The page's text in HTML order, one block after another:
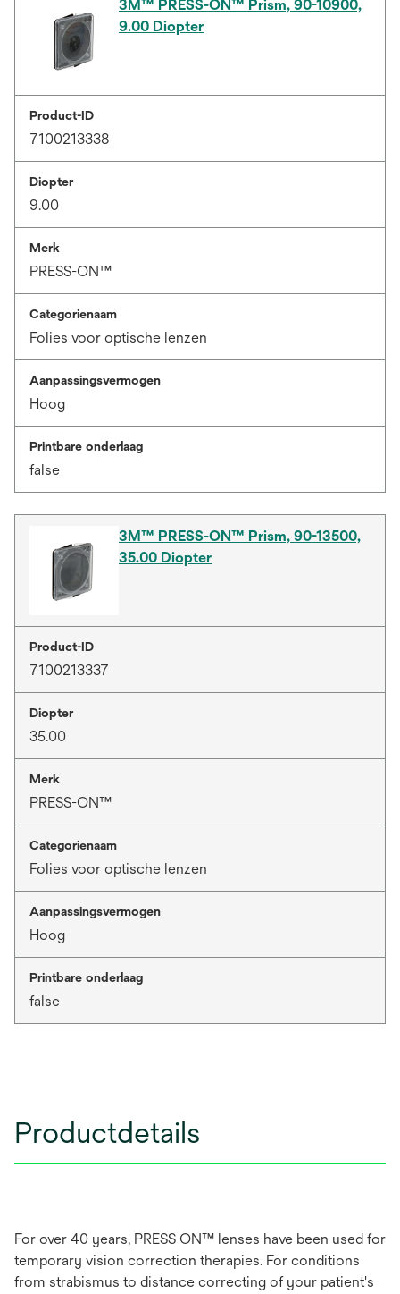
3M™ PRESS-ON™ Prism, 90-10900,
9.00 Diopter
Product-ID
7100213338
Diopter
9.00
Merk
PRESS-ON™
Categorienaam
Folies voor optische lenzen
Aanpassingsvermogen
Hoog
Printbare onderlaag
false
3M™ PRESS-ON™ Prism, 90-13500,
35.00 Diopter
Product-ID
7100213337
Diopter
35.00
Merk
PRESS-ON™
Categorienaam
Folies voor optische lenzen
Aanpassingsvermogen
Hoog
Printbare onderlaag
false
Productdetails
For over 40 years, PRESS ON™ lenses have been used for
temporary vision correction therapies. For conditions
from strabismus to distance correcting of your patient's